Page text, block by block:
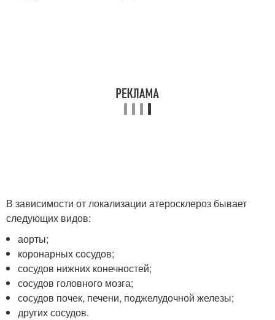
В зависимости от локализации атеросклероз бывает
следующих видов:
аорты;
коронарных сосудов;
сосудов нижних конечностей;
сосудов головного мозга;
сосудов почек, печени, поджелудочной железы;
других сосудов.